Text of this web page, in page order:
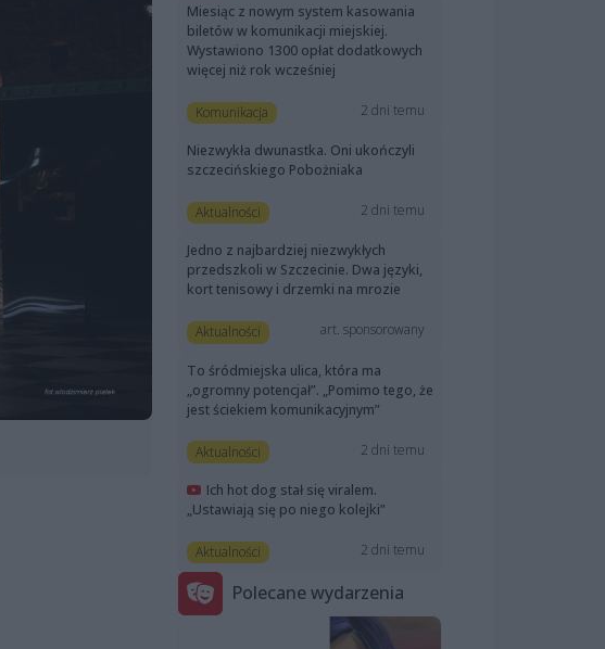
Miesiąc z nowym system kasowania
biletów w komunikacji miejskiej.
Wystawiono 1300 opłat dodatkowych
więcej niż rok wcześniej
Komunikacja 2 dni temu
Niezwykła dwunastka. Oni ukończyli
szczecińskiego Pobożniaka
Aktualności 2 dni temu
Jedno z najbardziej niezwykłych
przedszkoli w Szczecinie. Dwa języki,
kort tenisowy i drzemki na mrozie
Aktualności art. sponsorowany
To śródmiejska ulica, która ma
„ogromny potencjał”. „Pomimo tego, że
jest ściekiem komunikacyjnym”
Aktualności 2 dni temu
Ich hot dog stał się viralem.
„Ustawiają się po niego kolejki”
Aktualności 2 dni temu
Polecane wydarzenia